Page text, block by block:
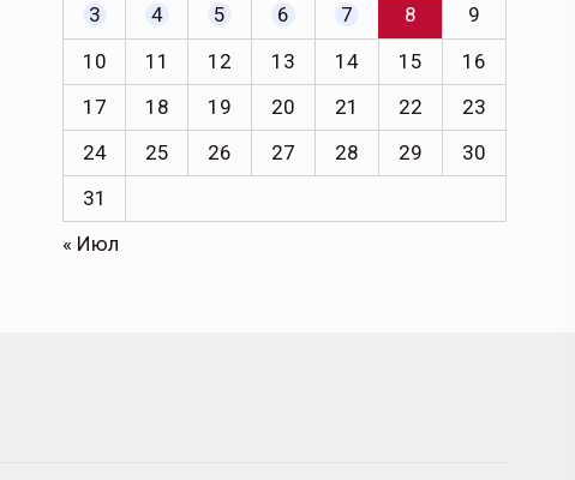
3
4 5 6 7 8
9
10
11 12 13 14 15
16
17
18 19 20 21 22
23
24
25 26 27 28 29
30
31
« Июл